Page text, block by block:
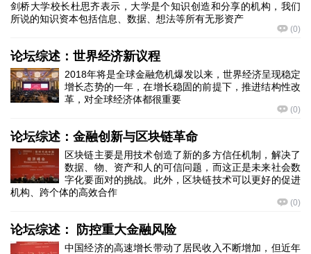
剑桥大学校长杜思齐表示，大学是个知识创造和分享的机构，我们
所说的知识资本包括信息、数据、想法等所有无形资产
(0)
论坛综述：世界经济新议程
2018年将是全球金融危机爆发以来，世界经济呈现稳定
增长态势的一年，在增长稳固的前提下，推进结构性改
革，对全球经济体都很重要
(0)
论坛综述：金融创新与区块链革命
区块链主要是用技术创造了新的多方信任机制，解决了
数据、物、资产和人的可信问题，而这正是未来社会数
字化要面对的挑战。此外，区块链技术可以更好的促进
机构、跨个体的高效合作
(0)
论坛综述： 防控重大金融风险
中国经济的高速增长带动了居民收入不断增加，但近年